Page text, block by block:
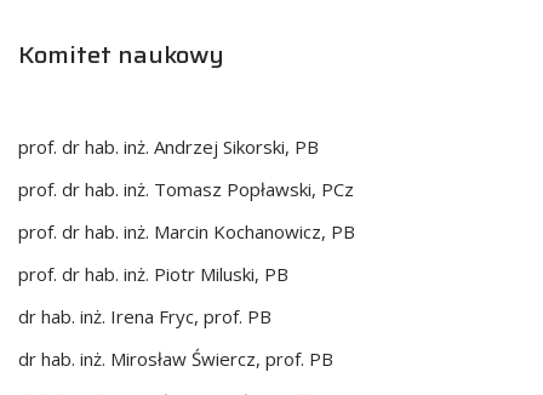
Komitet naukowy
prof. dr hab. inż. Andrzej Sikorski, PB
prof. dr hab. inż. Tomasz Popławski, PCz
prof. dr hab. inż. Marcin Kochanowicz, PB
prof. dr hab. inż. Piotr Miluski, PB
dr hab. inż. Irena Fryc, prof. PB
dr hab. inż. Mirosław Świercz, prof. PB